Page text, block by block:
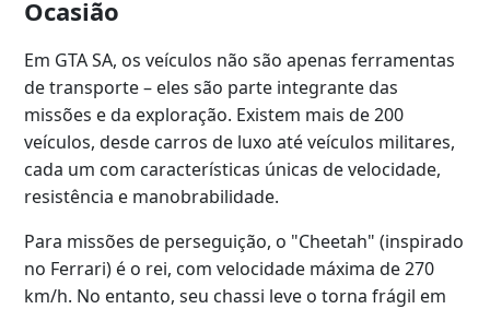
Ocasião
Em GTA SA, os veículos não são apenas ferramentas
de transporte – eles são parte integrante das
missões e da exploração. Existem mais de 200
veículos, desde carros de luxo até veículos militares,
cada um com características únicas de velocidade,
resistência e manobrabilidade.
Para missões de perseguição, o "Cheetah" (inspirado
no Ferrari) é o rei, com velocidade máxima de 270
km/h. No entanto, seu chassi leve o torna frágil em